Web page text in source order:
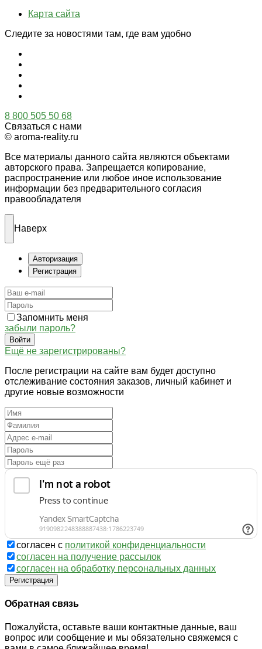
Карта сайта
Следите за новостями там, где вам удобно
8 800 505 50 68
Связаться с нами
© aroma-reality.ru
Все материалы данного сайта являются объектами
авторского права. Запрещается копирование,
распространение или любое иное использование
информации без предварительного согласия
правообладателя
Наверх
Авторизация
Регистрация
Запомнить меня
забыли пароль?
Войти
Ещё не зарегистрированы?
После регистрации на сайте вам будет доступно
отслеживание состояния заказов, личный кабинет и
другие новые возможности
согласен с политикой конфиденциальности
согласен на получение рассылок
согласен на обработку персональных данных
Регистрация
Обратная связь
Пожалуйста, оставьте ваши контактные данные, ваш
вопрос или сообщение и мы обязательно свяжемся с